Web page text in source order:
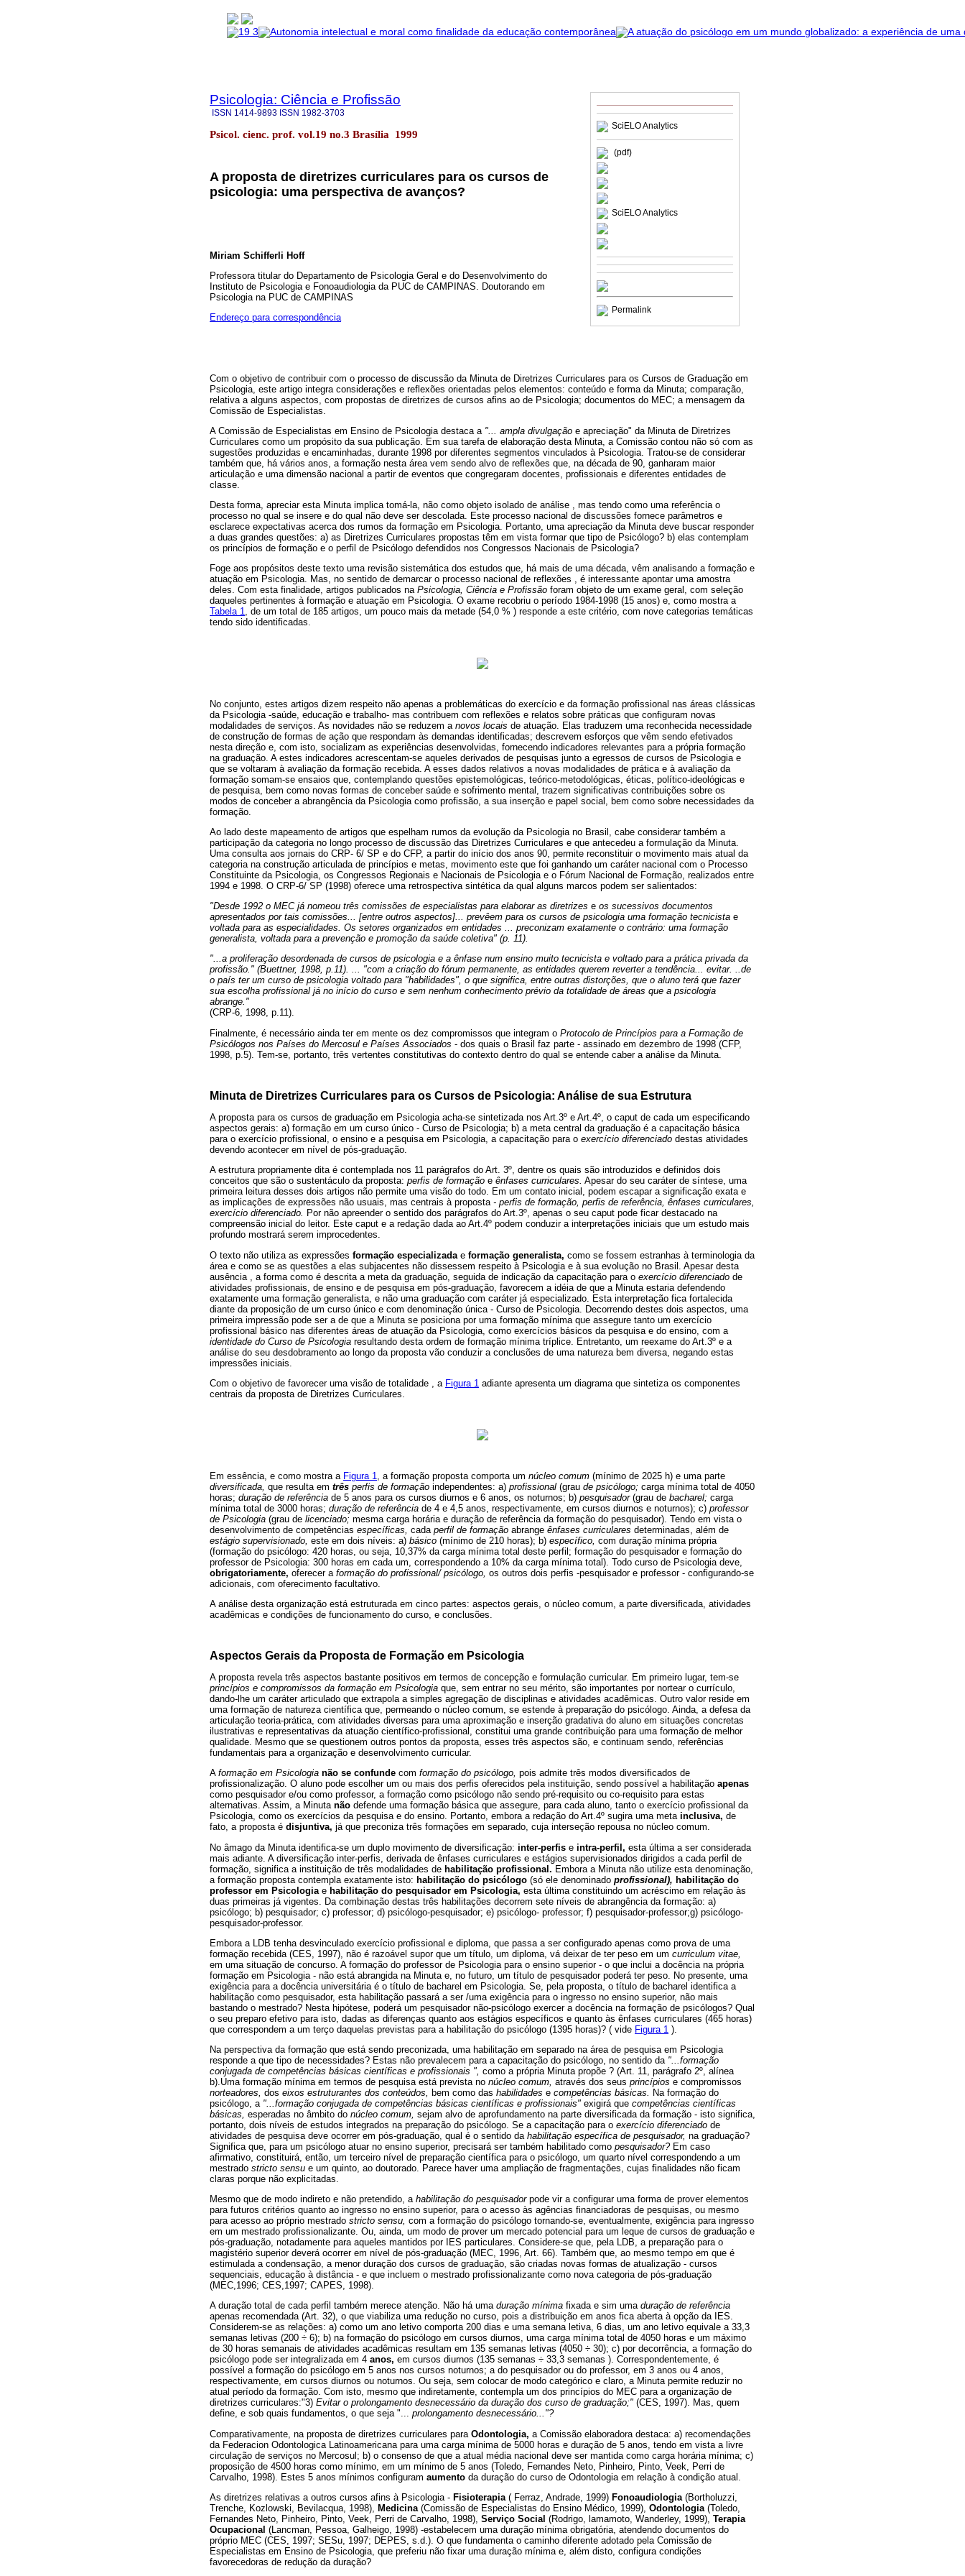
SciELO Analytics
(pdf)
SciELO Analytics
Permalink
Psicologia: Ciência e Profissão
ISSN 1414-9893 ISSN 1982-3703
Psicol. cienc. prof. vol.19 no.3 Brasília 1999
A proposta de diretrizes curriculares para os cursos de
psicologia: uma perspectiva de avanços?
Miriam Schifferli Hoff
Professora titular do Departamento de Psicologia Geral e do Desenvolvimento do
Instituto de Psicologia e Fonoaudiologia da PUC de CAMPINAS. Doutorando em
Psicologia na PUC de CAMPINAS
Endereço para correspondência
Com o objetivo de contribuir com o processo de discussão da Minuta de Diretrizes Curriculares para os Cursos de Graduação em
Psicologia, este artigo integra considerações e reflexões orientadas pelos elementos: conteúdo e forma da Minuta; comparação,
relativa a alguns aspectos, com propostas de diretrizes de cursos afins ao de Psicologia; documentos do MEC; a mensagem da
Comissão de Especialistas.
A Comissão de Especialistas em Ensino de Psicologia destaca a "... ampla divulgação e apreciação" da Minuta de Diretrizes
Curriculares como um propósito da sua publicação. Em sua tarefa de elaboração desta Minuta, a Comissão contou não só com as
sugestões produzidas e encaminhadas, durante 1998 por diferentes segmentos vinculados à Psicologia. Tratou-se de considerar
também que, há vários anos, a formação nesta área vem sendo alvo de reflexões que, na década de 90, ganharam maior
articulação e uma dimensão nacional a partir de eventos que congregaram docentes, profissionais e diferentes entidades de
classe.
Desta forma, apreciar esta Minuta implica tomá-la, não como objeto isolado de análise , mas tendo como uma referência o
processo no qual se insere e do qual não deve ser descolada. Este processo nacional de discussões fornece parâmetros e
esclarece expectativas acerca dos rumos da formação em Psicologia. Portanto, uma apreciação da Minuta deve buscar responder
a duas grandes questões: a) as Diretrizes Curriculares propostas têm em vista formar que tipo de Psicólogo? b) elas contemplam
os princípios de formação e o perfil de Psicólogo defendidos nos Congressos Nacionais de Psicologia?
Foge aos propósitos deste texto uma revisão sistemática dos estudos que, há mais de uma década, vêm analisando a formação e
atuação em Psicologia. Mas, no sentido de demarcar o processo nacional de reflexões , é interessante apontar uma amostra
deles. Com esta finalidade, artigos publicados na Psicologia, Ciência e Profissão foram objeto de um exame geral, com seleção
daqueles pertinentes à formação e atuação em Psicologia. O exame recobriu o período 1984-1998 (15 anos) e, como mostra a
Tabela 1, de um total de 185 artigos, um pouco mais da metade (54,0 % ) responde a este critério, com nove categorias temáticas
tendo sido identificadas.
No conjunto, estes artigos dizem respeito não apenas a problemáticas do exercício e da formação profissional nas áreas clássicas
da Psicologia -saúde, educação e trabalho- mas contribuem com reflexões e relatos sobre práticas que configuram novas
modalidades de serviços. As novidades não se reduzem a novos locais de atuação. Elas traduzem uma reconhecida necessidade
de construção de formas de ação que respondam às demandas identificadas; descrevem esforços que vêm sendo efetivados
nesta direção e, com isto, socializam as experiências desenvolvidas, fornecendo indicadores relevantes para a própria formação
na graduação. A estes indicadores acrescentam-se aqueles derivados de pesquisas junto a egressos de cursos de Psicologia e
que se voltaram à avaliação da formação recebida. A esses dados relativos a novas modalidades de prática e à avaliação da
formação somam-se ensaios que, contemplando questões epistemológicas, teórico-metodológicas, éticas, político-ideológicas e
de pesquisa, bem como novas formas de conceber saúde e sofrimento mental, trazem significativas contribuições sobre os
modos de conceber a abrangência da Psicologia como profissão, a sua inserção e papel social, bem como sobre necessidades da
formação.
Ao lado deste mapeamento de artigos que espelham rumos da evolução da Psicologia no Brasil, cabe considerar também a
participação da categoria no longo processo de discussão das Diretrizes Curriculares e que antecedeu a formulação da Minuta.
Uma consulta aos jornais do CRP- 6/ SP e do CFP, a partir do início dos anos 90, permite reconstituir o movimento mais atual da
categoria na construção articulada de princípios e metas, movimento este que foi ganhando um caráter nacional com o Processo
Constituinte da Psicologia, os Congressos Regionais e Nacionais de Psicologia e o Fórum Nacional de Formação, realizados entre
1994 e 1998. O CRP-6/ SP (1998) oferece uma retrospectiva sintética da qual alguns marcos podem ser salientados:
"Desde 1992 o MEC já nomeou três comissões de especialistas para elaborar as diretrizes e os sucessivos documentos
apresentados por tais comissões... [entre outros aspectos]... prevêem para os cursos de psicologia uma formação tecnicista e
voltada para as especialidades. Os setores organizados em entidades ... preconizam exatamente o contrário: uma formação
generalista, voltada para a prevenção e promoção da saúde coletiva" (p. 11).
"...a proliferação desordenada de cursos de psicologia e a ênfase num ensino muito tecnicista e voltado para a prática privada da
profissão." (Buettner, 1998, p.11). ... "com a criação do fórum permanente, as entidades querem reverter a tendência... evitar. ..de
o país ter um curso de psicologia voltado para "habilidades", o que significa, entre outras distorções, que o aluno terá que fazer
sua escolha profissional já no início do curso e sem nenhum conhecimento prévio da totalidade de áreas que a psicologia
abrange."
(CRP-6, 1998, p.11).
Finalmente, é necessário ainda ter em mente os dez compromissos que integram o Protocolo de Princípios para a Formação de
Psicólogos nos Países do Mercosul e Países Associados - dos quais o Brasil faz parte - assinado em dezembro de 1998 (CFP,
1998, p.5). Tem-se, portanto, três vertentes constitutivas do contexto dentro do qual se entende caber a análise da Minuta.
Minuta de Diretrizes Curriculares para os Cursos de Psicologia: Análise de sua Estrutura
A proposta para os cursos de graduação em Psicologia acha-se sintetizada nos Art.3º e Art.4º, o caput de cada um especificando
aspectos gerais: a) formação em um curso único - Curso de Psicologia; b) a meta central da graduação é a capacitação básica
para o exercício profissional, o ensino e a pesquisa em Psicologia, a capacitação para o exercício diferenciado destas atividades
devendo acontecer em nível de pós-graduação.
A estrutura propriamente dita é contemplada nos 11 parágrafos do Art. 3º, dentre os quais são introduzidos e definidos dois
conceitos que são o sustentáculo da proposta: perfis de formação e ênfases curriculares. Apesar do seu caráter de síntese, uma
primeira leitura desses dois artigos não permite uma visão do todo. Em um contato inicial, podem escapar a significação exata e
as implicações de expressões não usuais, mas centrais à proposta - perfis de formação, perfis de referência, ênfases curriculares,
exercício diferenciado. Por não apreender o sentido dos parágrafos do Art.3º, apenas o seu caput pode ficar destacado na
compreensão inicial do leitor. Este caput e a redação dada ao Art.4º podem conduzir a interpretações iniciais que um estudo mais
profundo mostrará serem improcedentes.
O texto não utiliza as expressões formação especializada e formação generalista, como se fossem estranhas à terminologia da
área e como se as questões a elas subjacentes não dissessem respeito à Psicologia e à sua evolução no Brasil. Apesar desta
ausência , a forma como é descrita a meta da graduação, seguida de indicação da capacitação para o exercício diferenciado de
atividades profissionais, de ensino e de pesquisa em pós-graduação, favorecem a idéia de que a Minuta estaria defendendo
exatamente uma formação generalista, e não uma graduação com caráter já especializado. Esta interpretação fica fortalecida
diante da proposição de um curso único e com denominação única - Curso de Psicologia. Decorrendo destes dois aspectos, uma
primeira impressão pode ser a de que a Minuta se posiciona por uma formação mínima que assegure tanto um exercício
profissional básico nas diferentes áreas de atuação da Psicologia, como exercícios básicos da pesquisa e do ensino, com a
identidade do Curso de Psicologia resultando desta ordem de formação mínima tríplice. Entretanto, um reexame do Art.3º e a
análise do seu desdobramento ao longo da proposta vão conduzir a conclusões de uma natureza bem diversa, negando estas
impressões iniciais.
Com o objetivo de favorecer uma visão de totalidade , a Figura 1 adiante apresenta um diagrama que sintetiza os componentes
centrais da proposta de Diretrizes Curriculares.
Em essência, e como mostra a Figura 1 , a formação proposta comporta um núcleo comum (mínimo de 2025 h) e uma parte
diversificada, que resulta em três perfis de formação independentes: a) profissional (grau de psicólogo; carga mínima total de 4050
horas; duração de referência de 5 anos para os cursos diurnos e 6 anos, os noturnos; b) pesquisador(grau de bacharel; carga
mínima total de 3000 horas; duração de referência de 4 e 4,5 anos, respectivamente, em cursos diurnos e noturnos); c) professor
de Psicologia (grau de licenciado; mesma carga horária e duração de referência da formação do pesquisador). Tendo em vista o
desenvolvimento de competências específicas, cada perfil de formação abrange ênfases curriculares determinadas, além de
estágio supervisionado, este em dois níveis: a) básico (mínimo de 210 horas); b) específico, com duração mínima própria
(formação do psicólogo: 420 horas, ou seja, 10,37% da carga mínima total deste perfil; formação do pesquisador e formação do
professor de Psicologia: 300 horas em cada um, correspondendo a 10% da carga mínima total). Todo curso de Psicologia deve,
obrigatoriamente, oferecer a formação do profissional/ psicólogo, os outros dois perfis -pesquisador e professor - configurando-se
adicionais, com oferecimento facultativo.
A análise desta organização está estruturada em cinco partes: aspectos gerais, o núcleo comum, a parte diversificada, atividades
acadêmicas e condições de funcionamento do curso, e conclusões.
Aspectos Gerais da Proposta de Formação em Psicologia
A proposta revela três aspectos bastante positivos em termos de concepção e formulação curricular. Em primeiro lugar, tem-se
princípios e compromissos da formação em Psicologia que, sem entrar no seu mérito, são importantes por nortear o currículo,
dando-lhe um caráter articulado que extrapola a simples agregação de disciplinas e atividades acadêmicas. Outro valor reside em
uma formação de natureza científica que, permeando o núcleo comum, se estende à preparação do psicólogo. Ainda, a defesa da
articulação teoria-prática, com atividades diversas para uma aproximação e inserção gradativa do aluno em situações concretas
ilustrativas e representativas da atuação científico-profissional, constitui uma grande contribuição para uma formação de melhor
qualidade. Mesmo que se questionem outros pontos da proposta, esses três aspectos são, e continuam sendo, referências
fundamentais para a organização e desenvolvimento curricular.
A formação em Psicologia não se confunde com formação do psicólogo, pois admite três modos diversificados de
profissionalização. O aluno pode escolher um ou mais dos perfis oferecidos pela instituição, sendo possível a habilitação apenas
como pesquisador e/ou como professor, a formação como psicólogo não sendo pré-requisito ou co-requisito para estas
alternativas. Assim, a Minuta não defende uma formação básica que assegure, para cada aluno, tanto o exercício profissional da
Psicologia, como os exercícios da pesquisa e do ensino. Portanto, embora a redação do Art.4º sugira uma meta inclusiva, de
fato, a proposta é disjuntiva, já que preconiza três formações em separado, cuja interseção repousa no núcleo comum.
No âmago da Minuta identifica-se um duplo movimento de diversificação: inter-perfis e intra-perfil, esta última a ser considerada
mais adiante. A diversificação inter-perfis, derivada de ênfases curriculares e estágios supervisionados dirigidos a cada perfil de
formação, significa a instituição de três modalidades de habilitação profissional. Embora a Minuta não utilize esta denominação,
a formação proposta contempla exatamente isto: habilitação do psicólogo (só ele denominado profissional), habilitação do
professor em Psicologia e habilitação do pesquisador em Psicologia, esta última constituindo um acréscimo em relação às
duas primeiras já vigentes. Da combinação destas três habilitações decorrem sete níveis de abrangência da formação: a)
psicólogo; b) pesquisador; c) professor; d) psicólogo-pesquisador; e) psicólogo- professor; f) pesquisador-professor;g) psicólogo-
pesquisador-professor.
Embora a LDB tenha desvinculado exercício profissional e diploma, que passa a ser configurado apenas como prova de uma
formação recebida (CES, 1997), não é razoável supor que um título, um diploma, vá deixar de ter peso em um curriculum vitae,
em uma situação de concurso. A formação do professor de Psicologia para o ensino superior - o que inclui a docência na própria
formação em Psicologia - não está abrangida na Minuta e, no futuro, um título de pesquisador poderá ter peso. No presente, uma
exigência para a docência universitária é o título de bacharel em Psicologia. Se, pela proposta, o título de bacharel identifica a
habilitação como pesquisador, esta habilitação passará a ser /uma exigência para o ingresso no ensino superior, não mais
bastando o mestrado? Nesta hipótese, poderá um pesquisador não-psicólogo exercer a docência na formação de psicólogos? Qual
o seu preparo efetivo para isto, dadas as diferenças quanto aos estágios específicos e quanto às ênfases curriculares (465 horas)
que correspondem a um terço daquelas previstas para a habilitação do psicólogo (1395 horas)? ( vide Figura 1 ).
Na perspectiva da formação que está sendo preconizada, uma habilitação em separado na área de pesquisa em Psicologia
responde a que tipo de necessidades? Estas não prevalecem para a capacitação do psicólogo, no sentido da "...formação
conjugada de competências básicas científicas e profissionais ", como a própria Minuta propõe ? (Art. 11, parágrafo 2º, alínea
b).Uma formação mínima em termos de pesquisa está prevista no núcleo comum, através dos seus princípios e compromissos
norteadores, dos eixos estruturantes dos conteúdos, bem como das habilidades e competências básicas. Na formação do
psicólogo, a "...formação conjugada de competências básicas científicas e profissionais" exigirá que competências científicas
básicas, esperadas no âmbito do núcleo comum, sejam alvo de aprofundamento na parte diversificada da formação - isto significa,
portanto, dois níveis de estudos integrados na preparação do psicólogo. Se a capacitação para o exercício diferenciado de
atividades de pesquisa deve ocorrer em pós-graduação, qual é o sentido da habilitação específica de pesquisador, na graduação?
Significa que, para um psicólogo atuar no ensino superior, precisará ser também habilitado como pesquisador?Em caso
afirmativo, constituirá, então, um terceiro nível de preparação científica para o psicólogo, um quarto nível correspondendo a um
mestrado stricto sensu e um quinto, ao doutorado. Parece haver uma ampliação de fragmentações, cujas finalidades não ficam
claras porque não explicitadas.
Mesmo que de modo indireto e não pretendido, a habilitação do pesquisadorpode vir a configurar uma forma de prover elementos
para futuros critérios quanto ao ingresso no ensino superior, para o acesso às agências financiadoras de pesquisas, ou mesmo
para acesso ao próprio mestrado stricto sensu, com a formação do psicólogo tornando-se, eventualmente, exigência para ingresso
em um mestrado profissionalizante. Ou, ainda, um modo de prover um mercado potencial para um leque de cursos de graduação e
pós-graduação, notadamente para aqueles mantidos por IES particulares. Considere-se que, pela LDB, a preparação para o
magistério superior deverá ocorrer em nível de pós-graduação (MEC, 1996, Art. 66). Também que, ao mesmo tempo em que é
estimulada a condensação, a menor duração dos cursos de graduação, são criadas novas formas de atualização - cursos
sequenciais, educação à distância - e que incluem o mestrado profissionalizante como nova categoria de pós-graduação
(MEC,1996; CES,1997; CAPES, 1998).
A duração total de cada perfil também merece atenção. Não há uma duração mínima fixada e sim uma duração de referência
apenas recomendada (Art. 32), o que viabiliza uma redução no curso, pois a distribuição em anos fica aberta à opção da IES.
Considerem-se as relações: a) como um ano letivo comporta 200 dias e uma semana letiva, 6 dias, um ano letivo equivale a 33,3
semanas letivas (200 ÷ 6); b) na formação do psicólogo em cursos diurnos, uma carga mínima total de 4050 horas e um máximo
de 30 horas semanais de atividades acadêmicas resultam em 135 semanas letivas (4050 ÷ 30); c) por decorrência, a formação do
psicólogo pode ser integralizada em 4 anos, em cursos diurnos (135 semanas ÷ 33,3 semanas ). Correspondentemente, é
possível a formação do psicólogo em 5 anos nos cursos noturnos; a do pesquisador ou do professor, em 3 anos ou 4 anos,
respectivamente, em cursos diurnos ou noturnos. Ou seja, sem colocar de modo categórico e claro, a Minuta permite reduzir no
atual período da formação. Com isto, mesmo que indiretamente, contempla um dos princípios do MEC para a organização de
diretrizes curriculares:"3) Evitar o prolongamento desnecessário da duração dos curso de graduação;" (CES, 1997). Mas, quem
define, e sob quais fundamentos, o que seja "... prolongamento desnecessário..."?
Comparativamente, na proposta de diretrizes curriculares para Odontologia, a Comissão elaboradora destaca: a) recomendações
da Federacion Odontologica Latinoamericana para uma carga mínima de 5000 horas e duração de 5 anos, tendo em vista a livre
circulação de serviços no Mercosul; b) o consenso de que a atual média nacional deve ser mantida como carga horária mínima; c)
proposição de 4500 horas como mínimo, em um mínimo de 5 anos (Toledo, Fernandes Neto, Pinheiro, Pinto, Veek, Perri de
Carvalho, 1998). Estes 5 anos mínimos configuram aumento da duração do curso de Odontologia em relação à condição atual.
As diretrizes relativas a outros cursos afins à Psicologia - Fisioterapia ( Ferraz, Andrade, 1999) Fonoaudiologia (Bortholuzzi,
Trenche, Kozlowski, Bevilacqua, 1998),
Medicina (Comissão de Especialistas do Ensino Médico, 1999), Odontologia (Toledo,
Fernandes Neto, Pinheiro, Pinto, Veek, Perri de Carvalho, 1998), Serviço Social (Rodrigo, lamamoto, Wanderley, 1999), Terapia
Ocupacional (Lancman, Pessoa, Galheigo, 1998) -estabelecem uma duração mínima obrigatória, atendendo documentos do
próprio MEC (CES, 1997; SESu, 1997; DEPES, s.d.). O que fundamenta o caminho diferente adotado pela Comissão de
Especialistas em Ensino de Psicologia, que preferiu não fixar uma duração mínima e, além disto, configura condições
favorecedoras de redução da duração?